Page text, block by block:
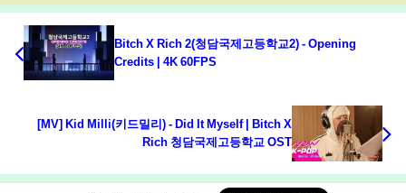
Bitch X Rich 2(청담국제고등학교2) - Opening
Credits | 4K 60FPS
[MV] Kid Milli(키드밀리) - Did It Myself | Bitch X
Rich 청담국제고등학교 OST